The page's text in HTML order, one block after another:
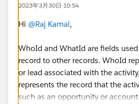
2023年3月30日 10:54
Hi @Raj Kamal,
WhoId and WhatId are fields
record to other records. WhoId
or lead associated with the
represents the record that the
such as an opportunity or account.